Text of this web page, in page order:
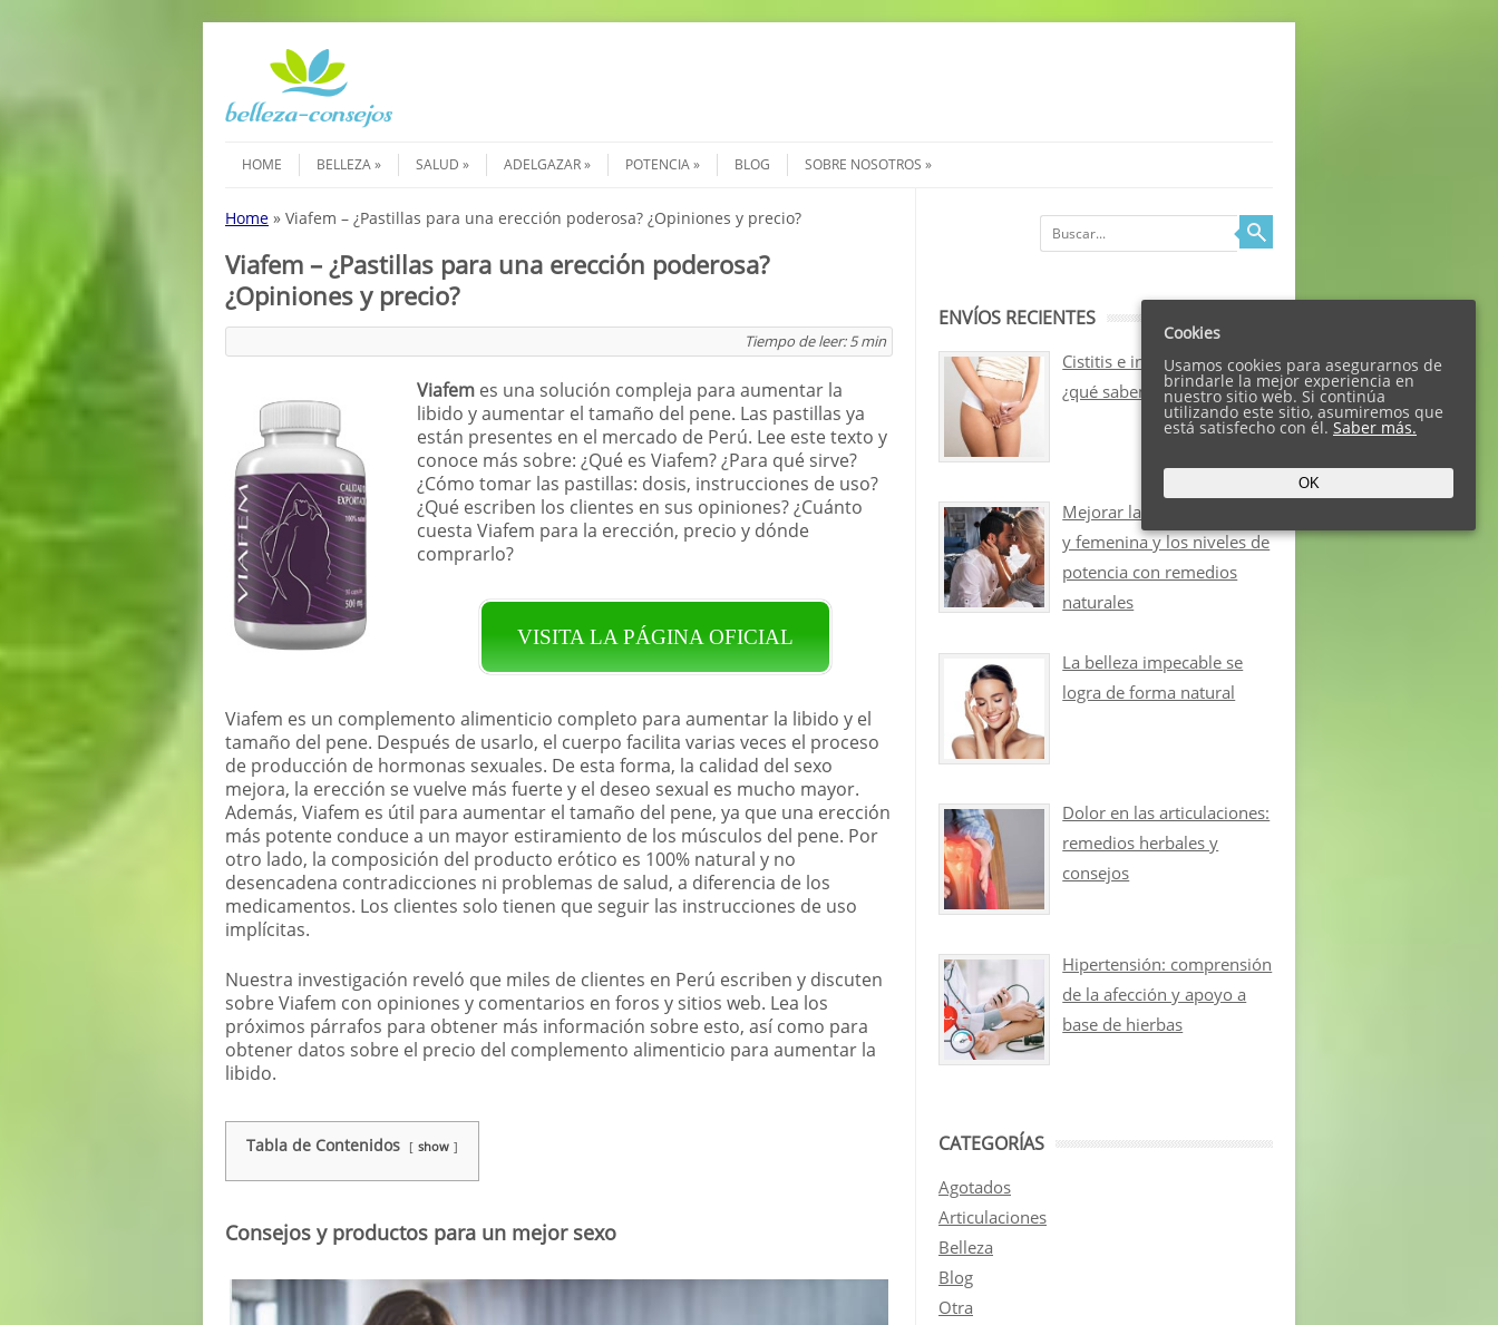
Menú
HOME
BELLEZA SALUD ADELGAZAR POTENCIA BLOG SOBRE NOSOTROS
Home » Viafem – ¿Pastillas para una erección poderosa? ¿Opiniones y precio?
Viafem – ¿Pastillas para una erección poderosa?
¿Opiniones y precio?
Tiempo de leer:5 min
Viafem es una solución compleja para aumentar la
libido y aumentar el tamaño del pene. Las pastillas ya
están presentes en el mercado de Perú. Lee este texto y
conoce más sobre: ¿Qué es Viafem? ¿Para qué sirve?
¿Cómo tomar las pastillas: dosis, instrucciones de uso?
¿Qué escriben los clientes en sus opiniones? ¿Cuánto
cuesta Viafem para la erección, precio y dónde
comprarlo?
VISITA LA PÁGINA OFICIAL
Viafem es un complemento alimenticio completo para aumentar la libido y el
tamaño del pene. Después de usarlo, el cuerpo facilita varias veces el proceso
de producción de hormonas sexuales. De esta forma, la calidad del sexo
mejora, la erección se vuelve más fuerte y el deseo sexual es mucho mayor.
Además, Viafem es útil para aumentar el tamaño del pene, ya que una erección
más potente conduce a un mayor estiramiento de los músculos del pene. Por
otro lado, la composición del producto erótico es 100% natural y no
desencadena contradicciones ni problemas de salud, a diferencia de los
medicamentos. Los clientes solo tienen que seguir las instrucciones de uso
implícitas.
Nuestra investigación reveló que miles de clientes en Perú escriben y discuten
sobre Viafem con opiniones y comentarios en foros y sitios web. Lea los
próximos párrafos para obtener más información sobre esto, así como para
obtener datos sobre el precio del complemento alimenticio para aumentar la
libido.
Tabla de Contenidos show
Consejos y productos para un mejor sexo
ENVÍOS RECIENTES
Cistitis e incontinencia:
¿qué sabemos sobre ellos?
Mejorar la libido masculina
y femenina y los niveles de
potencia con remedios
naturales
La belleza impecable se
logra de forma natural
Dolor en las articulaciones:
remedios herbales y
consejos
Hipertensión: comprensión
de la afección y apoyo a
base de hierbas
CATEGORÍAS
Agotados
Articulaciones
Belleza
Blog
Otra
Cookies
Usamos cookies para asegurarnos de
brindarle la mejor experiencia en
nuestro sitio web. Si continúa
utilizando este sitio, asumiremos que
está satisfecho con él. Saber más.
OK